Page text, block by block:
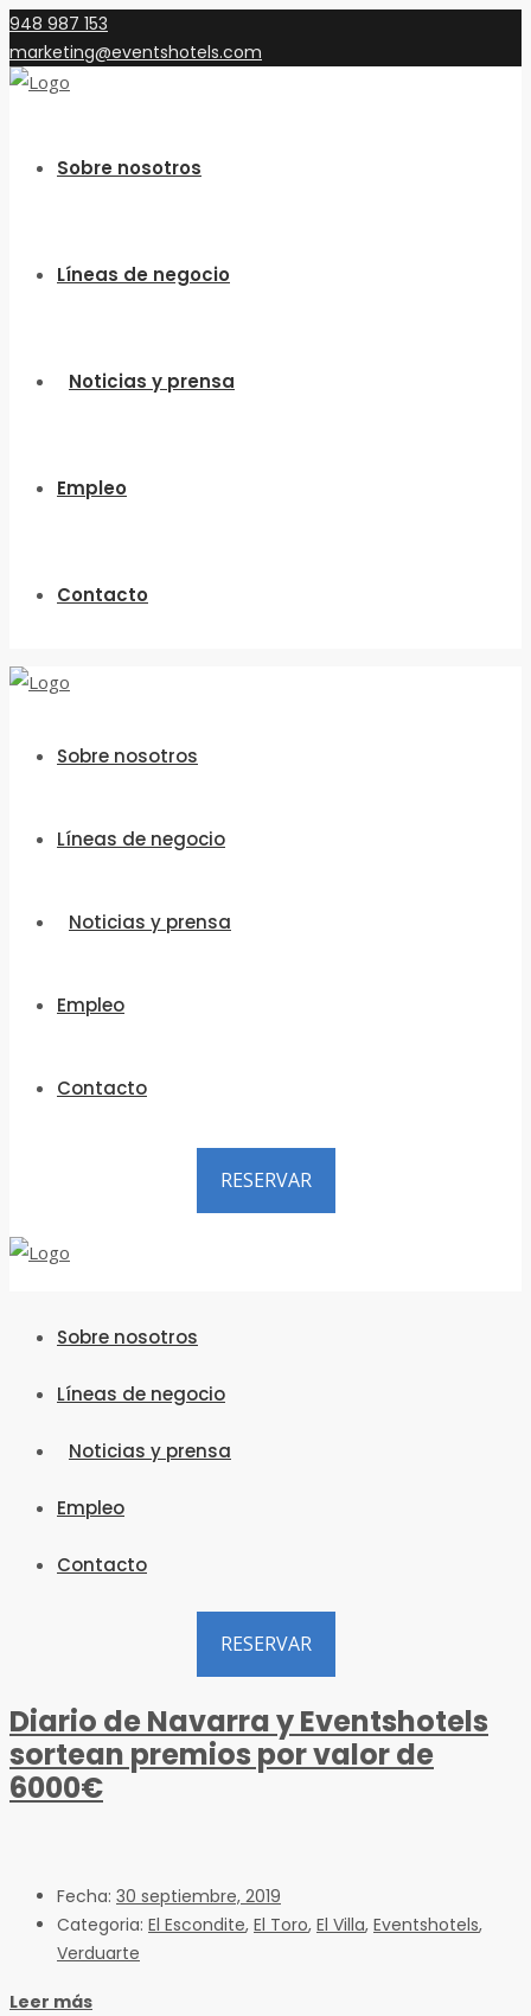
948 987 153
marketing@eventshotels.com
Sobre nosotros
Líneas de negocio
Noticias y prensa
Empleo
Contacto
Sobre nosotros
Líneas de negocio
Noticias y prensa
Empleo
Contacto
RESERVAR
Sobre nosotros
Líneas de negocio
Noticias y prensa
Empleo
Contacto
RESERVAR
Diario de Navarra y Eventshotels
sortean premios por valor de
6000€
Fecha: 30 septiembre, 2019
Categoria: El Escondite, El Toro, El Villa, Eventshotels,
Verduarte
Leer más